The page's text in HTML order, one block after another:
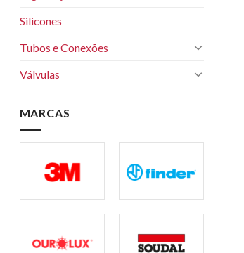
Silicones
Tubos e Conexões
Válvulas
MARCAS